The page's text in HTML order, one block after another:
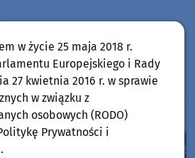
związane z budową drogi
Zbiórki Odpadów
Krajeńskim
w życie 25 maja 2018 r.
Europejskiego i Rady
27 kwietnia 2016 r. w sprawie
w związku z
osobowych (RODO)
Prywatności i